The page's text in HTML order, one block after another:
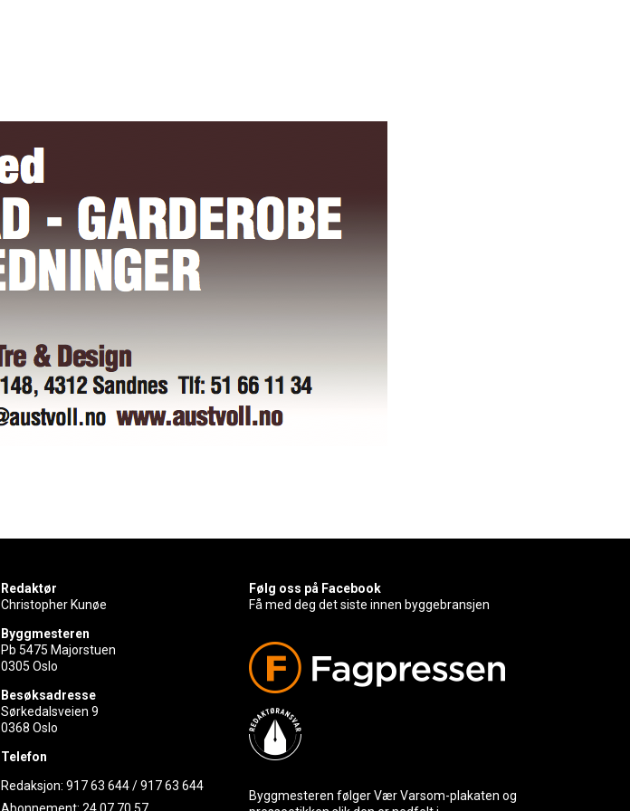
Redaktør
Christopher Kunøe
Byggmesteren
Pb 5475 Majorstuen
0305 Oslo
Besøksadresse
Sørkedalsveien 9
0368 Oslo
Telefon
Redaksjon:917 63 644/917 63 644
Følg oss på Facebook
Få med deg det siste innen byggebransjen
Byggmesteren følger Vær Varsom-plakaten og